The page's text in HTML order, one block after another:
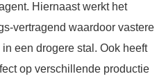
Hiernaast werkt het
vertragend waardoor vastere
een drogere stal. Ook heeft
op verschillende productie